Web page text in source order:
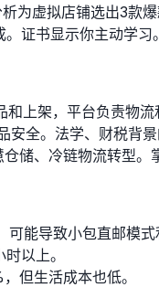
为虚拟店铺选出3款爆
证书显示你主动学习。
上架，平台负责物
全。法学、财税背
储、冷链物流转型
能导致小包直邮模
以上。
但生活成本也低。